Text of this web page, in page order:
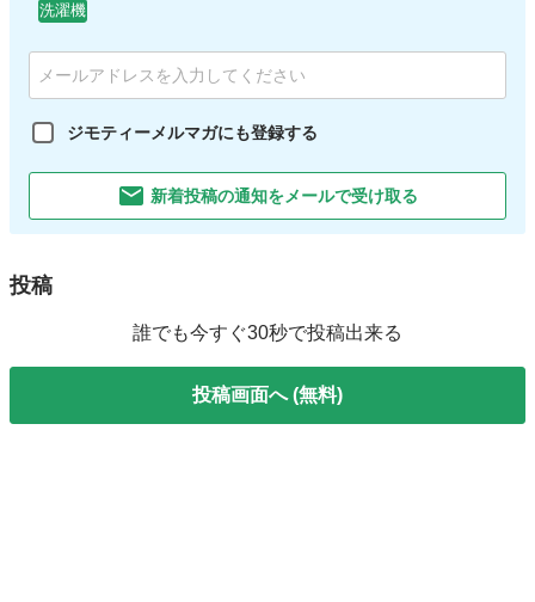
洗濯機
ジモティーメルマガにも登録する
新着投稿の通知をメールで受け取る
投稿
誰でも今すぐ30秒で投稿出来る
投稿画面へ (無料)